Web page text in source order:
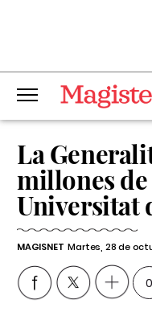
La
millones
Universitat
MAGISNET Martes, 28 de
0